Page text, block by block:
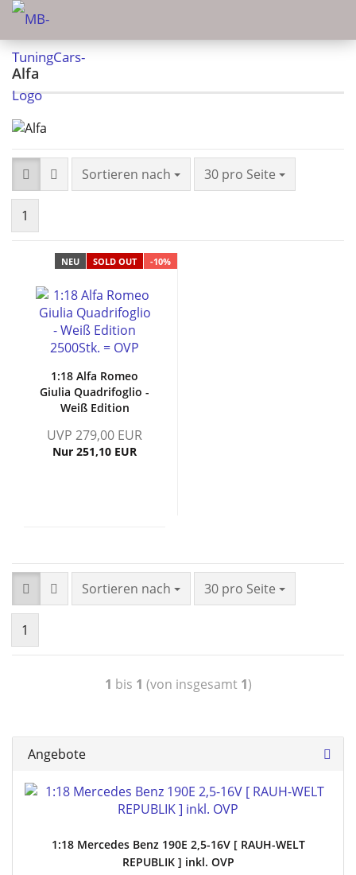
Alfa
Sortieren nach 30 pro Seite
1
NEU SOLD OUT -10%
1:18 Alfa Romeo
Giulia Quadrifoglio -
Weiß Edition
UVP 279,00 EUR
Nur 251,10 EUR
Sortieren nach 30 pro Seite
1
1 bis 1 (von insgesamt 1)
Angebote
1:18 Mercedes Benz 190E 2,5-16V [ RAUH-WELT
REPUBLIK ] inkl. OVP